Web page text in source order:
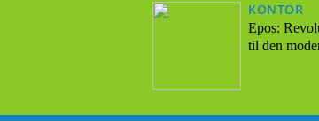
KONTOR
Epos:
til den